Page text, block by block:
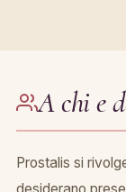
A chi e
Prostalis si